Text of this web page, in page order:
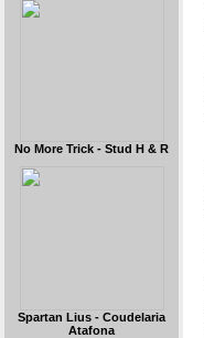
No More Trick - Stud H & R
Spartan Lius - Coudelaria
Atafona